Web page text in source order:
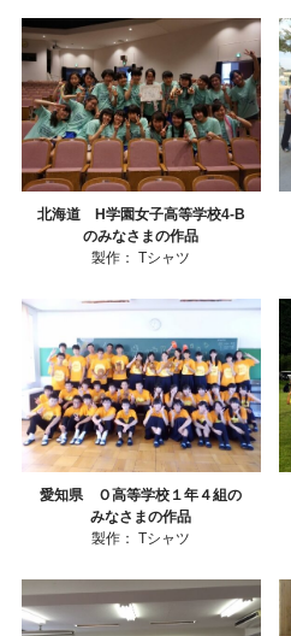
北海道 H学園女子高等学校4-B
のみなさまの作品
製作： Tシャツ
愛知県 Ｏ高等学校１年４組の
みなさまの作品
製作： Tシャツ